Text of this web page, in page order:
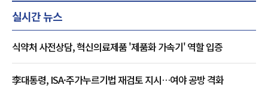
실시간 뉴스
식약처 사전상담, 혁신의료제품 '제품화 가속기' 역할 입증
李대통령, ISA·주가누르기법 재검토 지시…여야 공방 격화